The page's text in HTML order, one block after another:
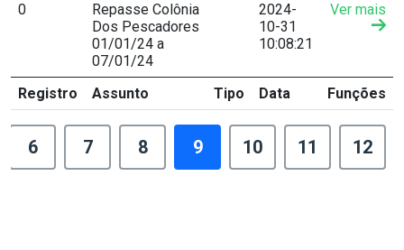
0
Repasse Colônia
Dos Pescadores
01/01/24 a
07/01/24
2024-
10-31
10:08:21
Ver mais
Registro Assunto Tipo Data Funções
6 7 8 9 10 11 12